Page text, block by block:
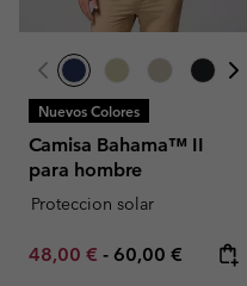
Nuevos Colores
Camisa Bahama™ II
para hombre
Proteccion solar
Minimum sale price:
48,00 € - Maximum price:
60,00 €